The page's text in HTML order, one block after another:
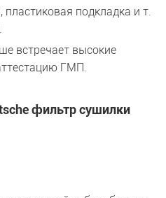
пластиковая подкладка и т.
встречает высокие
ГМП.
фильтр сушилки